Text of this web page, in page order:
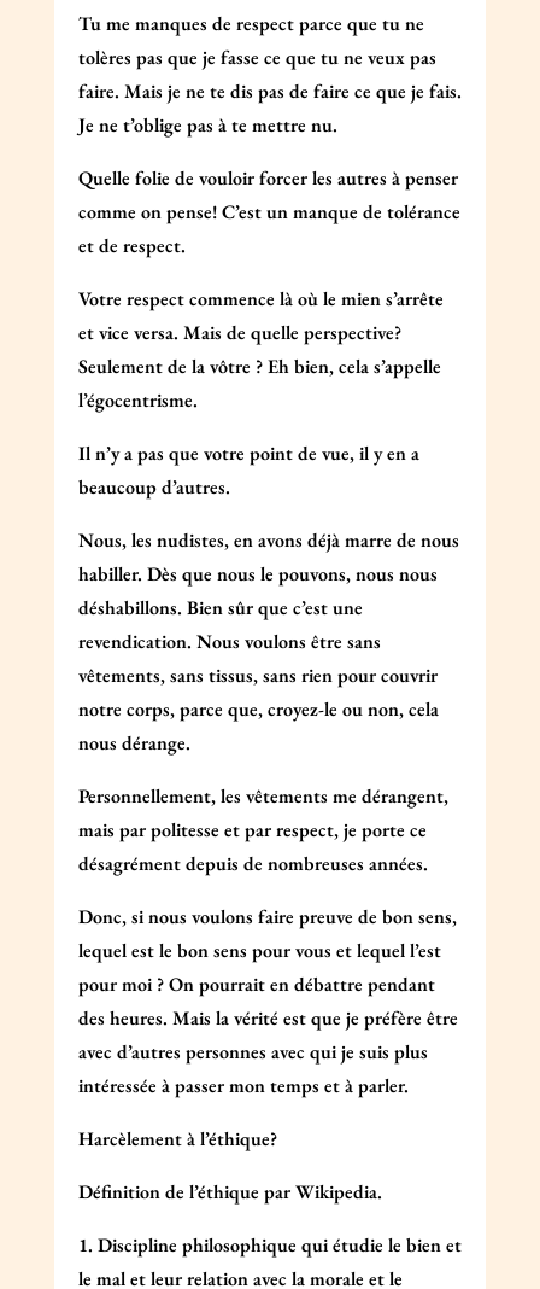
Tu me manques de respect parce que tu ne
tolères pas que je fasse ce que tu ne veux pas
faire. Mais je ne te dis pas de faire ce que je fais.
Je ne t’oblige pas à te mettre nu.
Quelle folie de vouloir forcer les autres à penser
comme on pense! C’est un manque de tolérance
et de respect.
Votre respect commence là où le mien s’arrête
et vice versa. Mais de quelle perspective?
Seulement de la vôtre ? Eh bien, cela s’appelle
l’égocentrisme.
Il n’y a pas que votre point de vue, il y en a
beaucoup d’autres.
Nous, les nudistes, en avons déjà marre de nous
habiller. Dès que nous le pouvons, nous nous
déshabillons. Bien sûr que c’est une
revendication. Nous voulons être sans
vêtements, sans tissus, sans rien pour couvrir
notre corps, parce que, croyez-le ou non, cela
nous dérange.
Personnellement, les vêtements me dérangent,
mais par politesse et par respect, je porte ce
désagrément depuis de nombreuses années.
Donc, si nous voulons faire preuve de bon sens,
lequel est le bon sens pour vous et lequel l’est
pour moi ? On pourrait en débattre pendant
des heures. Mais la vérité est que je préfère être
avec d’autres personnes avec qui je suis plus
intéressée à passer mon temps et à parler.
Harcèlement à l’éthique?
Définition de l’éthique par Wikipedia.
1. Discipline philosophique qui étudie le bien et
le mal et leur relation avec la morale et le